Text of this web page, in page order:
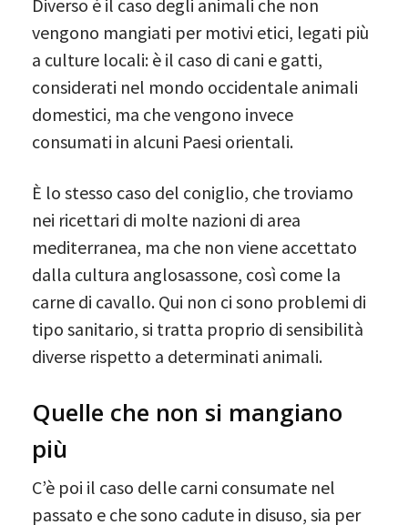
Diverso è il caso degli animali che non
vengono mangiati per motivi etici, legati più
a culture locali: è il caso di cani e gatti,
considerati nel mondo occidentale animali
domestici, ma che vengono invece
consumati in alcuni Paesi orientali.
È lo stesso caso del coniglio, che troviamo
nei ricettari di molte nazioni di area
mediterranea, ma che non viene accettato
dalla cultura anglosassone, così come la
carne di cavallo. Qui non ci sono problemi di
tipo sanitario, si tratta proprio di sensibilità
diverse rispetto a determinati animali.
Quelle che non si mangiano
più
C’è poi il caso delle carni consumate nel
passato e che sono cadute in disuso, sia per